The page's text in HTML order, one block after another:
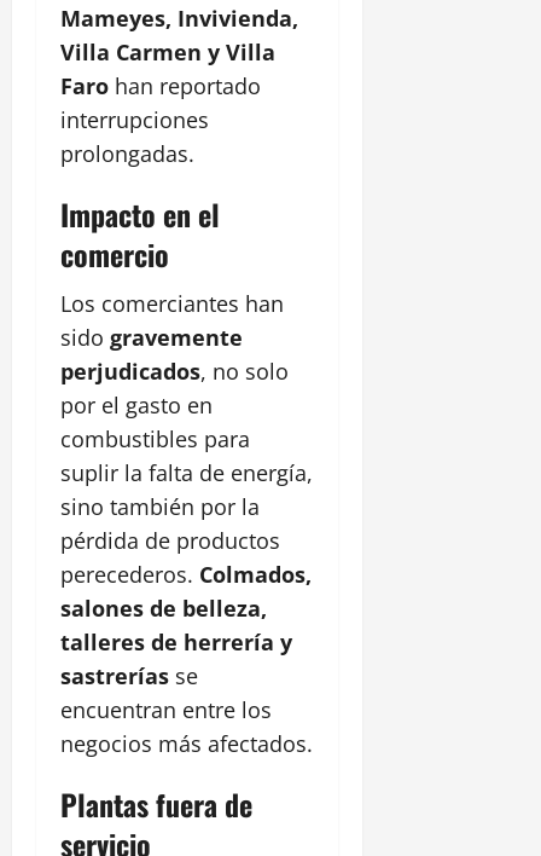
Mameyes, Invivienda,
Villa Carmen y Villa
Faro han reportado
interrupciones
prolongadas.
Impacto en el
comercio
Los comerciantes han
sido gravemente
perjudicados, no solo
por el gasto en
combustibles para
suplir la falta de energía,
sino también por la
pérdida de productos
perecederos. Colmados,
salones de belleza,
talleres de herrería y
sastrerías se
encuentran entre los
negocios más afectados.
Plantas fuera de
servicio